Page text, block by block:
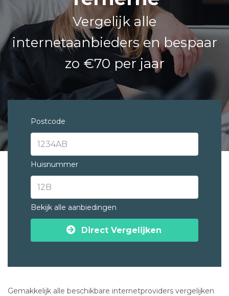
Vergelijk alle
internetaanbieders en bespaar
zo €70 per jaar
Postcode
Huisnummer
Bekijk alle aanbiedingen
Direct Vergelijken
Gemakkelijk alle beschikbare internetproviders vergelijken